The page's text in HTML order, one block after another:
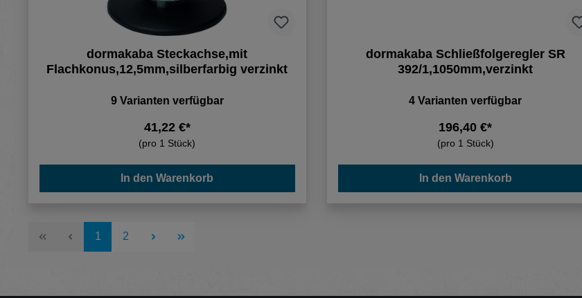
dormakaba Steckachse,mit
Flachkonus,12,5mm,silberfarbig verzinkt
9 Varianten verfügbar
41,22 €*
(pro 1 Stück)
In den Warenkorb
dormakaba Schließfolgeregler SR
392/1,1050mm,verzinkt
4 Varianten verfügbar
196,40 €*
(pro 1 Stück)
In den Warenkorb
Seite
1 Seite
2